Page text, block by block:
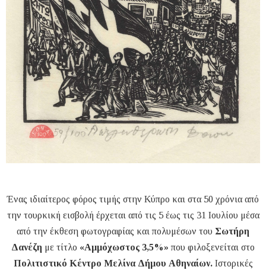
Ένας ιδιαίτερος φόρος τιμής στην Κύπρο και στα 50 χρόνια από
την τουρκική εισβολή έρχεται από τις 5 έως τις 31 Ιουλίου μέσα
από την έκθεση φωτογραφίας και πολυμέσων του Σωτήρη
Δανέζη με τίτλο «Αμμόχωστος 3,5%» που φιλοξενείται στο
Πολιτιστικό Κέντρο Μελίνα Δήμου Αθηναίων.Ιστορικές